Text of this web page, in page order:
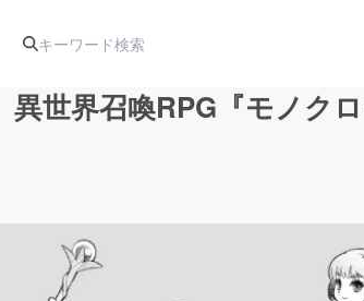
アート・写真 音
異世界召喚RPG『モノク